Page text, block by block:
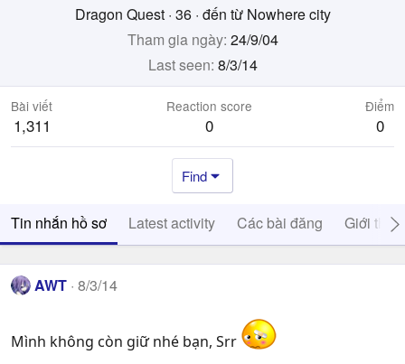
Dragon Quest · 36 · đến từ Nowhere city
Tham gia ngày 24/9/04
Last seen 8/3/14
Bài viết
1,311
Reaction score
0
Điểm
0
Find
Tin nhắn hồ sơ Latest activity Các bài đăng Giới thiệu
AWT 8/3/14
Mình không còn giữ nhé bạn, Srr